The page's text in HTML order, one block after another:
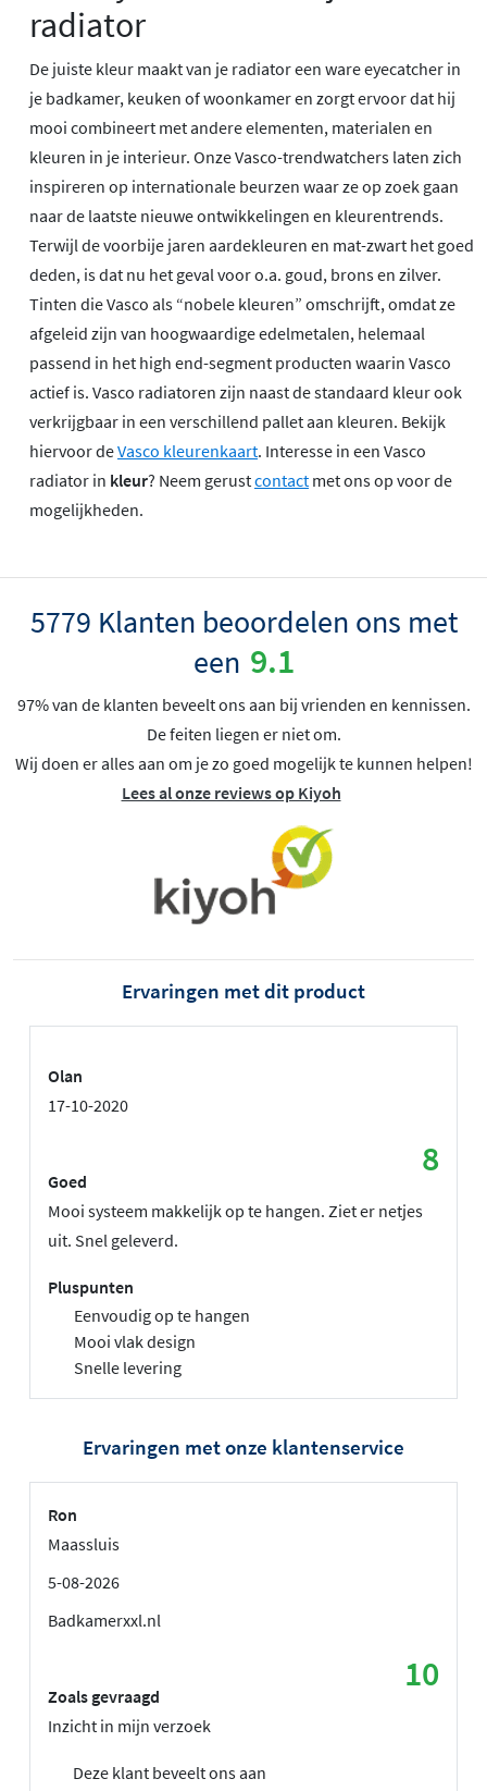
radiator
De juiste kleur maakt van je radiator een ware eyecatcher in
je badkamer, keuken of woonkamer en zorgt ervoor dat hij
mooi combineert met andere elementen, materialen en
kleuren in je interieur. Onze Vasco-trendwatchers laten zich
inspireren op internationale beurzen waar ze op zoek gaan
naar de laatste nieuwe ontwikkelingen en kleurentrends.
Terwijl de voorbije jaren aardekleuren en mat-zwart het goed
deden, is dat nu het geval voor o.a. goud, brons en zilver.
Tinten die Vasco als “nobele kleuren” omschrijft, omdat ze
afgeleid zijn van hoogwaardige edelmetalen, helemaal
passend in het high end-segment producten waarin Vasco
actief is. Vasco radiatoren zijn naast de standaard kleur ook
verkrijgbaar in een verschillend pallet aan kleuren. Bekijk
hiervoor deVasco kleurenkaart. Interesse in een Vasco
radiator in kleur? Neem gerustcontact met ons op voor de
mogelijkheden.
5779 Klanten beoordelen ons met
een 9.1
97% van de klanten beveelt ons aan bij vrienden en kennissen.
De feiten liegen er niet om.
Wij doen er alles aan om je zo goed mogelijk te kunnen helpen!
Lees al onze reviews op Kiyoh
Ervaringen met dit product
Olan
17-10-2020
8
Goed
Mooi systeem makkelijk op te hangen. Ziet er netjes
uit. Snel geleverd.
Pluspunten
Eenvoudig op te hangen
Mooi vlak design
Snelle levering
Ervaringen met onze klantenservice
Ron
Maassluis
5-08-2026
Badkamerxxl.nl
10
Zoals gevraagd
Inzicht in mijn verzoek
Deze klant beveelt ons aan